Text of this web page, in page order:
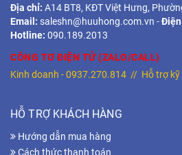
Địa chỉ: A14 BT8, KĐT Việt Hưng,
Email: saleshn@huuhong.com.vn -
Hotline: 090.189.2013
CÔNG TƠ ĐIỆN TỬ (ZALO/CALL)
Kinh doanh -0937.270.814 // Hỗ trợ kỹ
HỖ TRỢ KHÁCH HÀNG
Hướng dẫn mua hàng
Cách thức thanh toán